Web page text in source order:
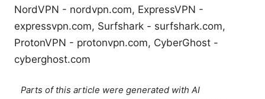
NordVPN - nordvpn.com, ExpressVPN -
expressvpn.com, Surfshark - surfshark.com,
ProtonVPN - protonvpn.com, CyberGhost -
cyberghost.com
Parts of this article were generated with AI